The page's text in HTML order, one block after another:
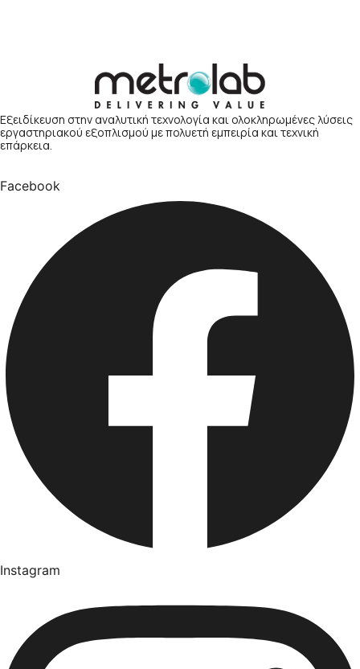
Εξειδίκευση στην αναλυτική τεχνολογία και ολοκληρωμένες λύσεις
εργαστηριακού εξοπλισμού με πολυετή εμπειρία και τεχνική
επάρκεια.
Facebook
Instagram